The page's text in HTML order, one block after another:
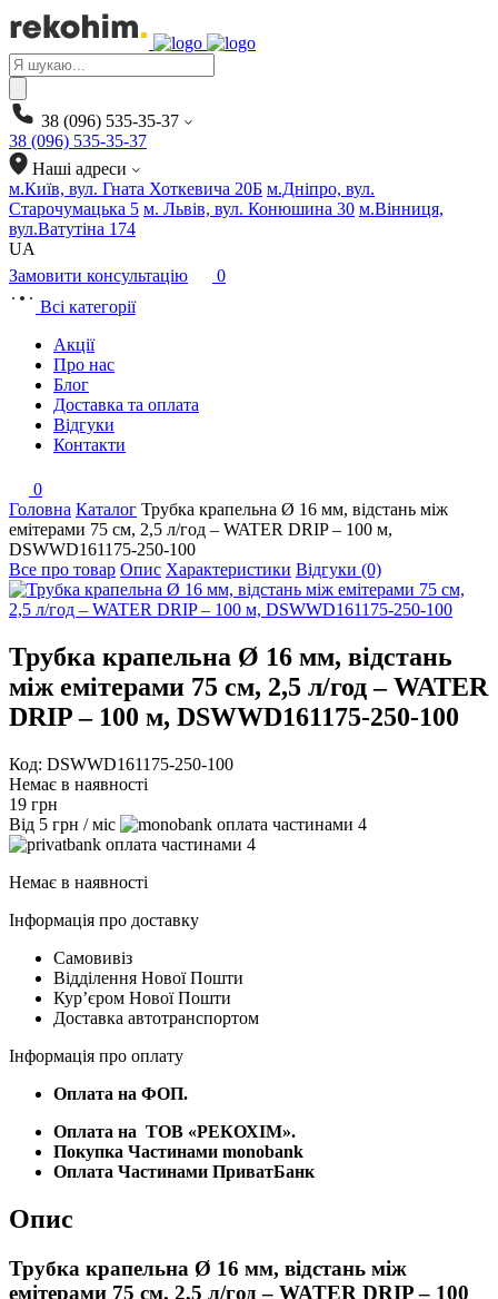
Products
search
38 (096) 535-35-37
38 (096) 535-35-37
Наші адреси
м.Київ, вул. Гната Хоткевича 20Б м.Дніпро, вул.
Старочумацька 5 м. Львів, вул. Конюшина 30 м.Вінниця,
вул.Ватутіна 174
UA
Замовити консультацію
0
Всі категорії
Акції
Про нас
Блог
Доставка та оплата
Відгуки
Контакти
0
Головна Каталог Трубка крапельна Ø 16 мм, відстань між
емітерами 75 см, 2,5 л/год – WATER DRIP – 100 м,
DSWWD161175-250-100
Все про товар Опис Характеристики Відгуки (0)
Трубка крапельна Ø 16 мм, відстань
між емітерами 75 см, 2,5 л/год – WATER
DRIP – 100 м, DSWWD161175-250-100
Код: DSWWD161175-250-100
Немає в наявності
19 грн
Від 5 грн / міс
4
4
Немає в наявності
Інформація про доставку
Самовивіз
Відділення Нової Пошти
Курʼєром Нової Пошти
Доставка автотранспортом
Інформація про оплату
Оплата на ФОП.
Оплата на ТОВ «РЕКОХІМ».
Покупка Частинами monobank
Оплата Частинами ПриватБанк
Опис
Трубка крапельна Ø 16 мм, відстань між
емітерами 75 см, 2,5 л/год – WATER DRIP – 100